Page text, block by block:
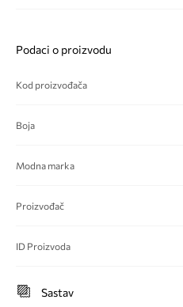
Podaci o proizvodu
Kod proizvođača
Boja
Modna marka
Proizvođač
ID Proizvoda
Sastav